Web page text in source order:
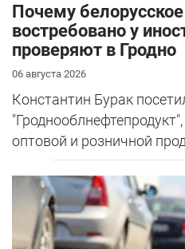
Почему
востребовано у
проверяют в Гродно
06 августа 2026
Константин Бурак
оптовой и розничной